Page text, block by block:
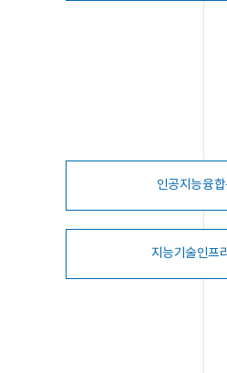
인공지능융
지능기술인프